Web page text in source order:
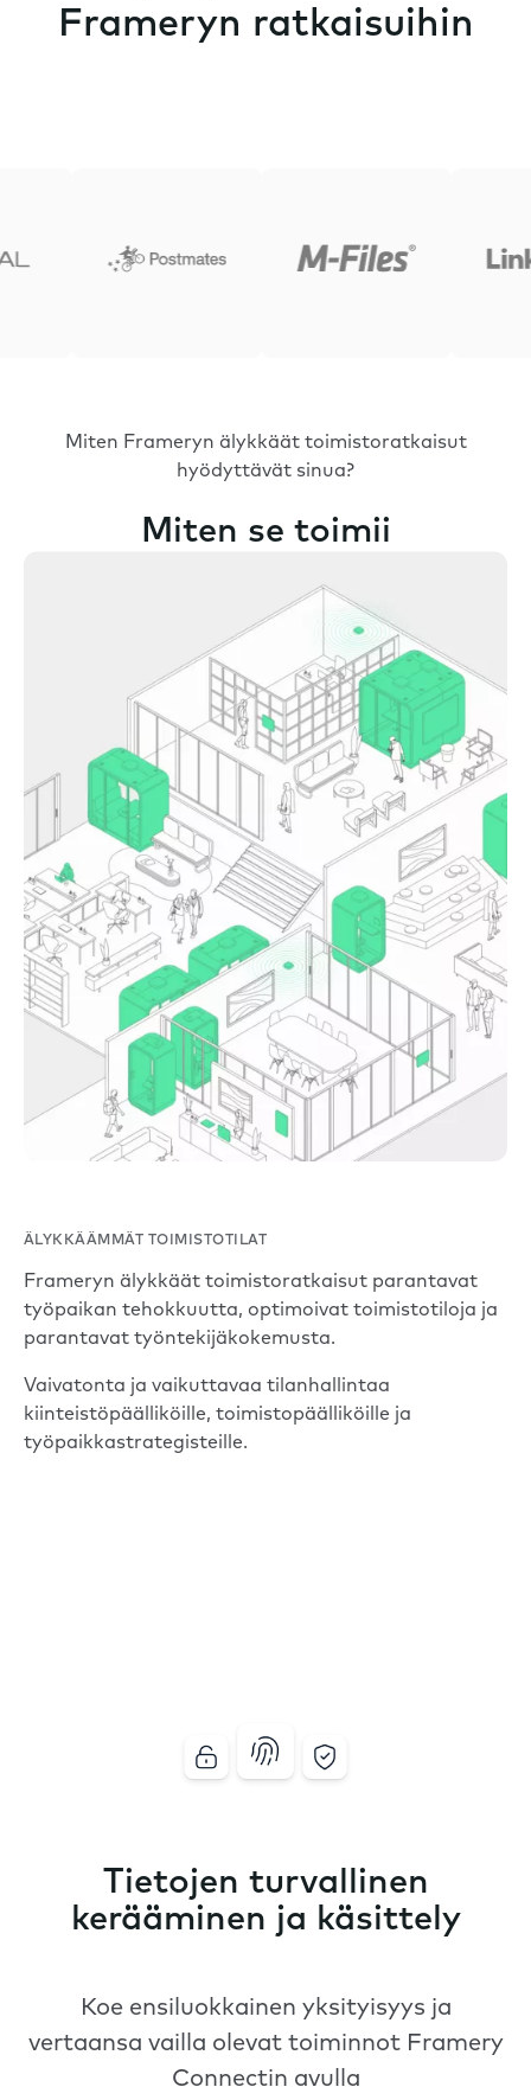
Frameryn ratkaisuihin
Miten Frameryn älykkäät toimistoratkaisut
hyödyttävät sinua?
Miten se toimii
ÄLYKKÄÄMMÄT TOIMISTOTILAT
Frameryn älykkäät toimistoratkaisut parantavat
työpaikan tehokkuutta, optimoivat toimistotiloja ja
parantavat työntekijäkokemusta.
Vaivatonta ja vaikuttavaa tilanhallintaa
kiinteistöpäälliköille, toimistopäälliköille ja
työpaikkastrategisteille.
Tietojen turvallinen
kerääminen ja käsittely
Koe ensiluokkainen yksityisyys ja
vertaansa vailla olevat toiminnot Framery
Connectin avulla